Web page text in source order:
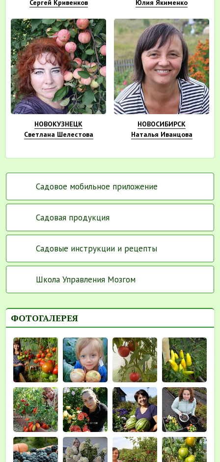
Сергей Кривенков
Юлия Якименко
НОВОКУЗНЕЦК
Светлана Шелестова
НОВОСИБИРСК
Наталья Иванцова
Садовое мобильное приложение
Садовая продукция
Садовые инструкции и рецепты
Школа Управления Мозгом
ФОТОГАЛЕРЕЯ